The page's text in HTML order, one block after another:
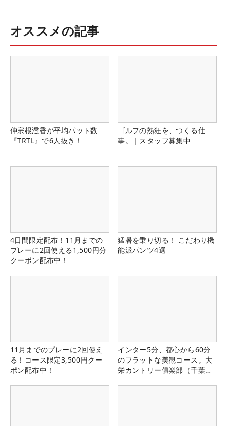
オススメの記事
仲宗根澄香が平均パット数
『TRTL』で6人抜き！
ゴルフの熱狂を、つくる仕
事。｜スタッフ募集中
4日間限定配布！11月までの
プレーに2回使える1,500円分
クーポン配布中！
猛暑を乗り切る！ こだわり機
能派パンツ4選
11月までのプレーに2回使え
る！コース限定3,500円クー
ポン配布中！
インター5分、都心から60分
のフラットな美観コース。大
栄カントリー俱楽部（千葉